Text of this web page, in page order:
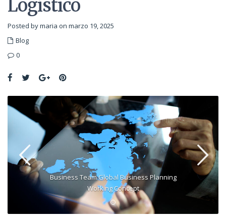
Logístico
Posted by maria on marzo 19, 2025
Blog
0
Business Team Global Business Planning
Working Concept